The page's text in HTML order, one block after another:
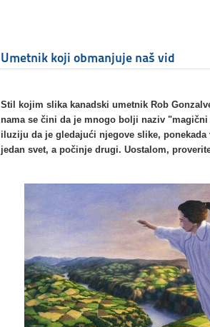
Umetnik koji obmanjuje naš vid
Stil kojim slika kanadski umetnik Rob
nama se čini da je mnogo bolji naziv
iluziju da je gledajući njegove slike,
jedan svet, a počinje drugi. Uostalom,